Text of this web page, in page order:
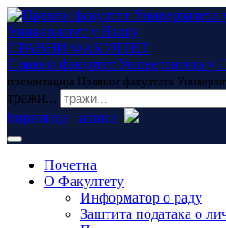
Универзитет у Нишу
ПРАВНИ ФАКУЛТЕТ
Правни факултет Универзитета у
презентација Правног факултета
тражи...
ћирилица latinica
Почетна
О Факултету
Информатор о раду
Заштита података о